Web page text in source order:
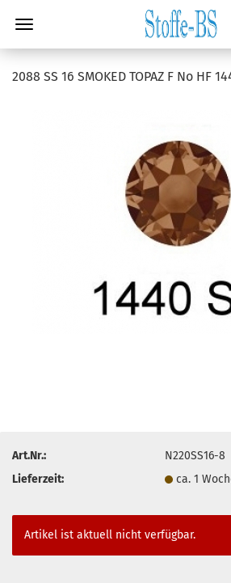
2088 SS 16 SMOKED TOPAZ F No HF
Art.Nr.:
N220SS16-8
Lieferzeit:
ca. 1
Artikel ist aktuell nicht verfügbar.